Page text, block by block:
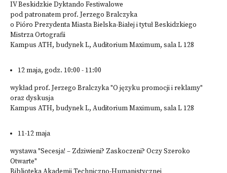
IV Beskidzkie Dyktando Festiwalowe
pod patronatem prof. Jerzego Bralczyka
o Pióro Prezydenta Miasta Bielska-Białej i tytuł Beskidzkiego
Mistrza Ortografii
Kampus ATH, budynek L, Auditorium Maximum, sala L 128
12 maja, godz. 10:00 - 11:00
wykład prof. Jerzego Bralczyka "O języku promocji i reklamy"
oraz dyskusja
Kampus ATH, budynek L, Auditorium Maximum, sala L 128
11-12 maja
wystawa "Secesja! – Zdziwieni? Zaskoczeni? Oczy Szeroko
Otwarte"